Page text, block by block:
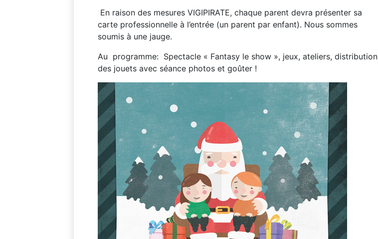
En raison des mesures VIGIPIRATE, chaque parent devra présenter sa
carte professionnelle à l’entrée (un parent par enfant). Nous sommes
soumis à une jauge.
Au programme: Spectacle « Fantasy le show », jeux, ateliers, distribution
des jouets avec séance photos et goûter !